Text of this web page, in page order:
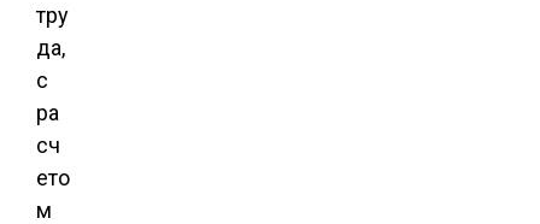
тру
да,
с
ра
сч
ето
м